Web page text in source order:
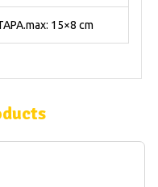
15×8 cm